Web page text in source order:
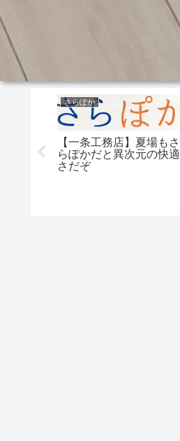
さらぽか
【一条工務店】夏場もさ
らぽかだと異次元の快適
さだぞ